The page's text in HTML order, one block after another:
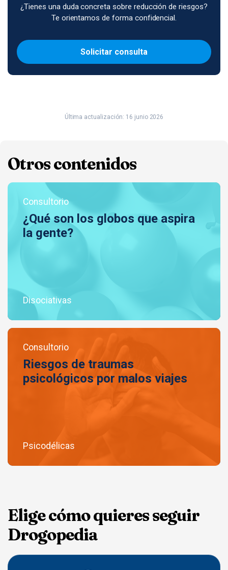
¿Tienes una duda concreta sobre reducción de riesgos?
Te orientamos de forma confidencial.
Solicitar consulta
Última actualización: 16 junio 2026
Otros contenidos
Consultorio
¿Qué son los globos que aspira
la gente?
Disociativas
Consultorio
Riesgos de traumas
psicológicos por malos viajes
Psicodélicas
Elige cómo quieres seguir
Drogopedia